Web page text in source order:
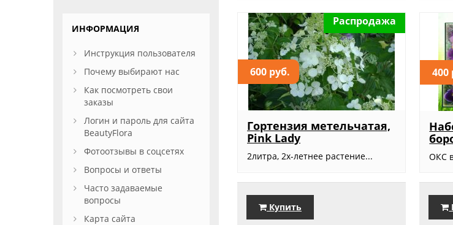
600 руб.
Распродажа
Гортензия метельчатая,
Pink Lady
2литра, 2х-летнее растение...
Купить
400
ОКС
ИНФОРМАЦИЯ
Инструкция пользователя
Почему выбирают нас
Как посмотреть свои
заказы
Логин и пароль для сайта
BeautyFlora
Фотоотзывы в соцсетях
Вопросы и ответы
Часто задаваемые
вопросы
Карта сайта